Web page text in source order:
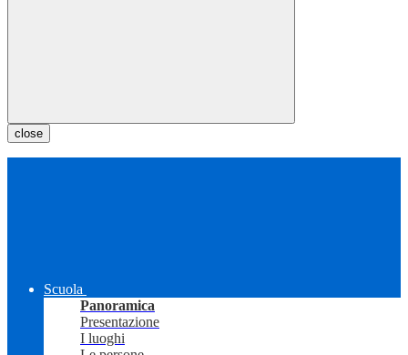
close
Scuola
Panoramica
Presentazione
I luoghi